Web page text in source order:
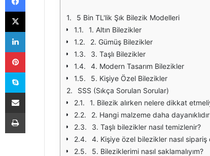
5 Bin TL'lik Şık Bilezik Modelleri
1. Altın Bilezikler
2. Gümüş Bilezikler
3. Taşlı Bilezikler
4. Modern Tasarım Bilezikler
5. Kişiye Özel Bilezikler
SSS (Sıkça Sorulan Sorular)
1. Bilezik alırken nelere dikkat
2. Hangi malzeme daha
3. Taşlı bilezikler nasıl temizlenir?
4. Kişiye özel bilezikler nasıl sipariş
5. Bileziklerimi nasıl saklamalıyım?
X
LinkedIn
Pinterest
Skype
E-Posta ile paylaş